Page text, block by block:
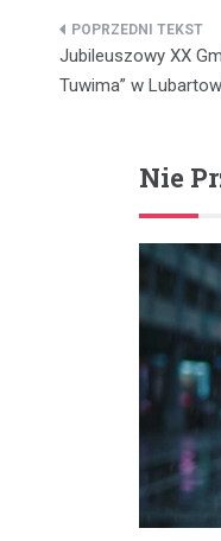
Nawigacja
wpisu
Jubileuszowy XX
Tuwima” w
Nie